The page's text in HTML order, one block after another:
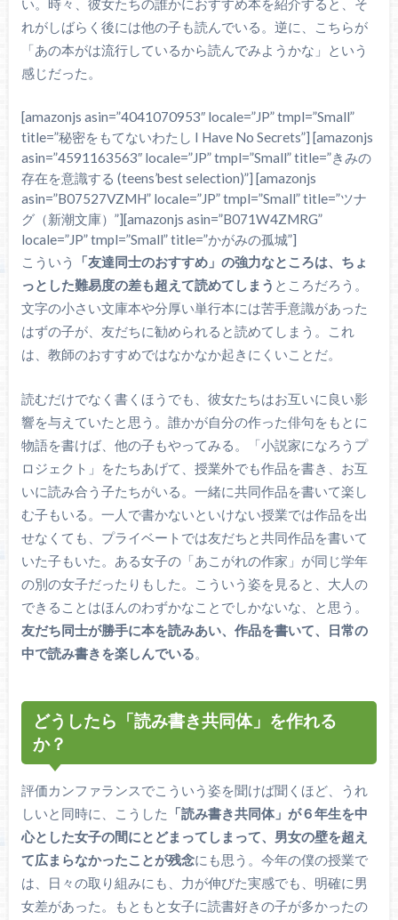
い。時々、彼女たちの誰かにおすすめ本を紹介すると、そ
れがしばらく後には他の子も読んでいる。逆に、こちらが
「あの本がは流行しているから読んでみようかな」という
感じだった。
[amazonjs asin=”4041070953″ locale=”JP” tmpl=”Small”
title=”秘密をもてないわたし I Have No Secrets”] [amazonjs
asin=”4591163563″ locale=”JP” tmpl=”Small” title=”きみの
存在を意識する (teens’best selection)”] [amazonjs
asin=”B07527VZMH” locale=”JP” tmpl=”Small” title=”ツナ
グ（新潮文庫）”][amazonjs asin=”B071W4ZMRG”
locale=”JP” tmpl=”Small” title=”かがみの孤城”]
こういう
「友達同士のおすすめ」の強力なところは、ちょ
っとした難易度の差も超えて読めてしまう ところだろう。
文字の小さい文庫本や分厚い単行本には苦手意識があった
はずの子が、友だちに勧められると読めてしまう。これ
は、教師のおすすめではなかなか起きにくいことだ。
読むだけでなく書くほうでも、彼女たちはお互いに良い影
響を与えていたと思う。誰かが自分の作った俳句をもとに
物語を書けば、他の子もやってみる。「小説家になろうプ
ロジェクト」をたちあげて、授業外でも作品を書き、お互
いに読み合う子たちがいる。一緒に共同作品を書いて楽し
む子もいる。一人で書かないといけない授業では作品を出
せなくても、プライベートでは友だちと共同作品を書いて
いた子もいた。ある女子の「あこがれの作家」が同じ学年
の別の女子だったりもした。こういう姿を見ると、大人の
できることはほんのわずかなことでしかないな、と思う。
友だち同士が勝手に本を読みあい、作品を書いて、日常の
中で読み書きを楽しんでいる。
どうしたら「読み書き共同体」を作れる
か？
評価カンファランスでこういう姿を聞けば聞くほど、うれ
しいと同時に、こうした 「読み書き共同体」が６年生を中
心とした女子の間にとどまってしまって、男女の壁を超え
て広まらなかったことが残念にも思う。今年の僕の授業で
は、日々の取り組みにも、力が伸びた実感でも、明確に男
女差があった。もともと女子に読書好きの子が多かったの